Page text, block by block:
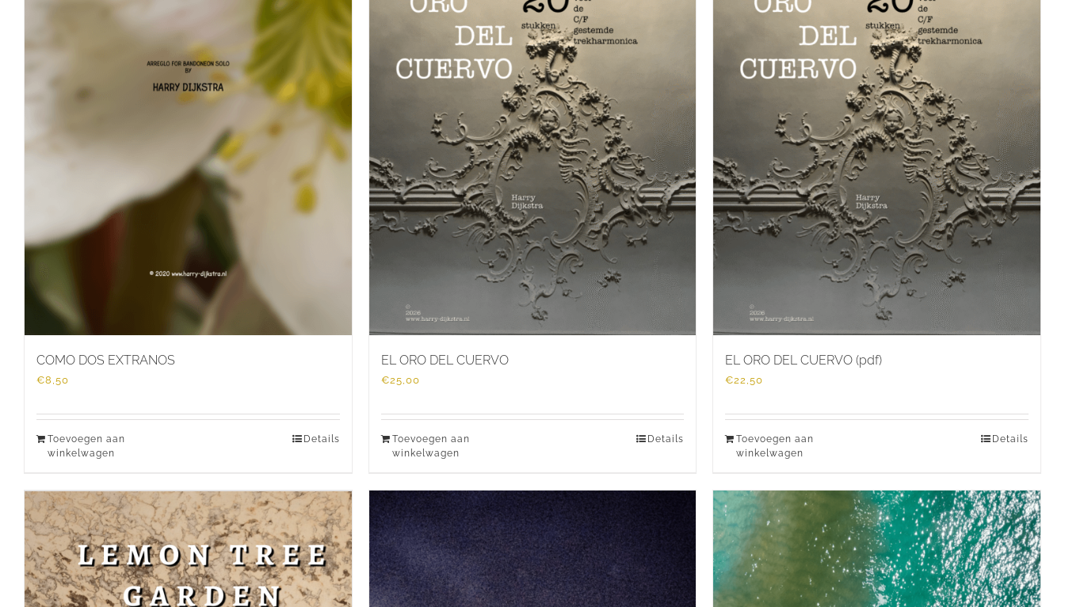
COMO DOS EXTRANOS
€8,50
Toevoegen aan
winkelwagen
Details
EL ORO DEL CUERVO
€25,00
Toevoegen aan
winkelwagen
Details
EL ORO DEL CUERVO (pdf)
€22,50
Toevoegen aan
winkelwagen
Details